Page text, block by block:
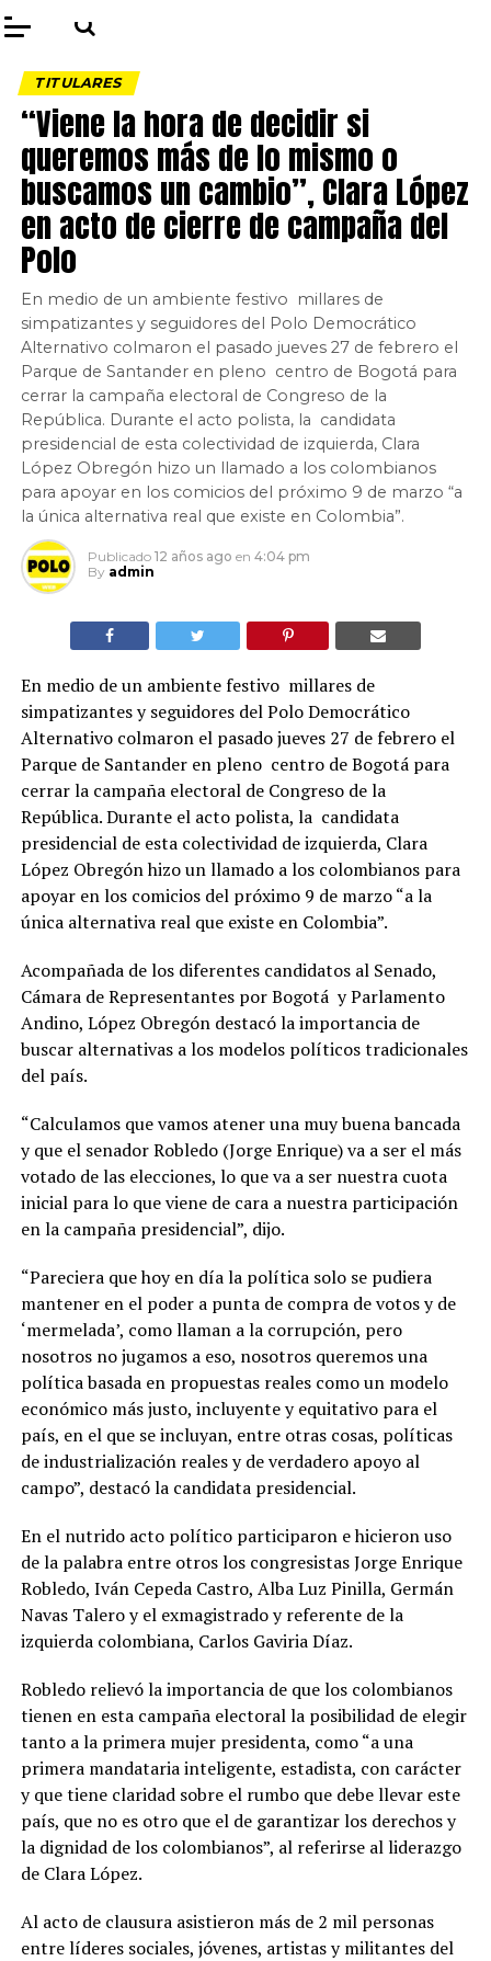
TITULARES
“Viene la hora de decidir si
queremos más de lo mismo o
buscamos un cambio”, Clara López
en acto de cierre de campaña del
Polo
En medio de un ambiente festivo millares de
simpatizantes y seguidores del Polo Democrático
Alternativo colmaron el pasado jueves 27 de febrero el
Parque de Santander en pleno centro de Bogotá para
cerrar la campaña electoral de Congreso de la
República. Durante el acto polista, la candidata
presidencial de esta colectividad de izquierda, Clara
López Obregón hizo un llamado a los colombianos
para apoyar en los comicios del próximo 9 de marzo “a
la única alternativa real que existe en Colombia”.
Publicado 12 años ago en 4:04 pm
By admin
En medio de un ambiente festivo millares de
simpatizantes y seguidores del Polo Democrático
Alternativo colmaron el pasado jueves 27 de febrero el
Parque de Santander en pleno centro de Bogotá para
cerrar la campaña electoral de Congreso de la
República. Durante el acto polista, la candidata
presidencial de esta colectividad de izquierda, Clara
López Obregón hizo un llamado a los colombianos para
apoyar en los comicios del próximo 9 de marzo “a la
única alternativa real que existe en Colombia”.
Acompañada de los diferentes candidatos al Senado,
Cámara de Representantes por Bogotá y Parlamento
Andino, López Obregón destacó la importancia de
buscar alternativas a los modelos políticos tradicionales
del país.
“Calculamos que vamos atener una muy buena bancada
y que el senador Robledo (Jorge Enrique) va a ser el más
votado de las elecciones, lo que va a ser nuestra cuota
inicial para lo que viene de cara a nuestra participación
en la campaña presidencial”, dijo.
“Pareciera que hoy en día la política solo se pudiera
mantener en el poder a punta de compra de votos y de
‘mermelada’, como llaman a la corrupción, pero
nosotros no jugamos a eso, nosotros queremos una
política basada en propuestas reales como un modelo
económico más justo, incluyente y equitativo para el
país, en el que se incluyan, entre otras cosas, políticas
de industrialización reales y de verdadero apoyo al
campo”, destacó la candidata presidencial.
En el nutrido acto político participaron e hicieron uso
de la palabra entre otros los congresistas Jorge Enrique
Robledo, Iván Cepeda Castro, Alba Luz Pinilla, Germán
Navas Talero y el exmagistrado y referente de la
izquierda colombiana, Carlos Gaviria Díaz.
Robledo relievó la importancia de que los colombianos
tienen en esta campaña electoral la posibilidad de elegir
tanto a la primera mujer presidenta, como “a una
primera mandataria inteligente, estadista, con carácter
y que tiene claridad sobre el rumbo que debe llevar este
país, que no es otro que el de garantizar los derechos y
la dignidad de los colombianos”, al referirse al liderazgo
de Clara López.
Al acto de clausura asistieron más de 2 mil personas
entre líderes sociales, jóvenes, artistas y militantes del